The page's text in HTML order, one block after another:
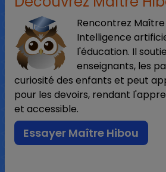
Rencontrez Maître
Intelligence
l'éducation. Il
enseignants, les
curiosité des enfants et peut
pour les devoirs, rendant
et accessible.
Essayer Maître Hibou